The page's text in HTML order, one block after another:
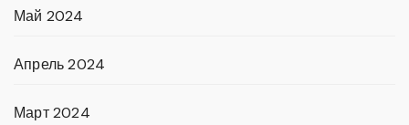
Май 2024
Апрель 2024
Март 2024